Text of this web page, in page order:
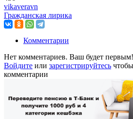
vikaveravn
Гражданская лирика
Комментарии
Нет комментариев. Ваш будет первым!
Войдите или зарегистрируйтесь
комментарии